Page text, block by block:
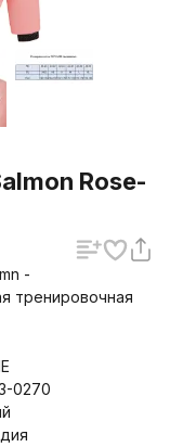
Rose-
-
тренировочная
0270